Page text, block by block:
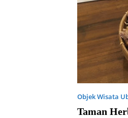
Objek Wisata
Taman